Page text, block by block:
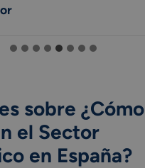
sobre ¿Cómo
el Sector
en España?